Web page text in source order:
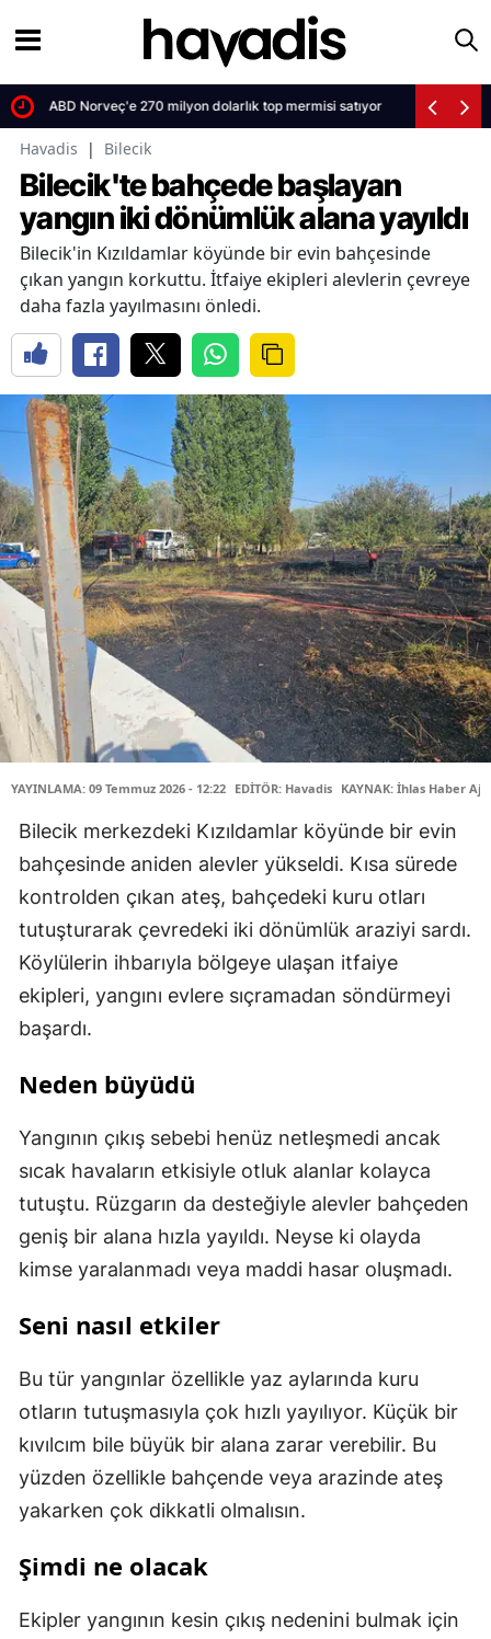
ABD Norveç'e 270 milyon dolarlık top mermisi satıyor
Havadis | Bilecik
Bilecik'te bahçede başlayan
yangın iki dönümlük alana yayıldı
Bilecik'in Kızıldamlar köyünde bir evin bahçesinde
çıkan yangın korkuttu. İtfaiye ekipleri alevlerin çevreye
daha fazla yayılmasını önledi.
YAYINLAMA: 09 Temmuz 2026 - 12:22 EDİTÖR: Havadis KAYNAK: İhlas Haber
Bilecik merkezdeki Kızıldamlar köyünde bir evin
bahçesinde aniden alevler yükseldi. Kısa sürede
kontrolden çıkan ateş, bahçedeki kuru otları
tutuşturarak çevredeki iki dönümlük araziyi sardı.
Köylülerin ihbarıyla bölgeye ulaşan itfaiye
ekipleri, yangını evlere sıçramadan söndürmeyi
başardı.
Neden büyüdü
Yangının çıkış sebebi henüz netleşmedi ancak
sıcak havaların etkisiyle otluk alanlar kolayca
tutuştu. Rüzgarın da desteğiyle alevler bahçeden
geniş bir alana hızla yayıldı. Neyse ki olayda
kimse yaralanmadı veya maddi hasar oluşmadı.
Seni nasıl etkiler
Bu tür yangınlar özellikle yaz aylarında kuru
otların tutuşmasıyla çok hızlı yayılıyor. Küçük bir
kıvılcım bile büyük bir alana zarar verebilir. Bu
yüzden özellikle bahçende veya arazinde ateş
yakarken çok dikkatli olmalısın.
Şimdi ne olacak
Ekipler yangının kesin çıkış nedenini bulmak için